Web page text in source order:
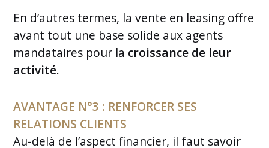
En d’autres termes, la vente en leasing offre
avant tout une base solide aux agents
mandataires pour la croissance de leur
activité.
AVANTAGE N°3 : RENFORCER SES
RELATIONS CLIENTS
Au-delà de l’aspect financier, il faut savoir